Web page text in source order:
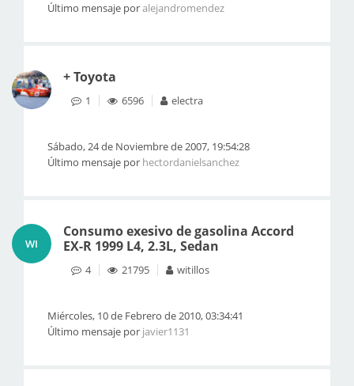
Último mensaje poralejandromendez
+ Toyota
1 6596 electra
Sábado, 24 de Noviembre de 2007, 19:54:28
Último mensaje por hectordanielsanchez
WI
Consumo exesivo de gasolina Accord
EX-R 1999 L4, 2.3L, Sedan
4 21795 witillos
Miércoles, 10 de Febrero de 2010, 03:34:41
Último mensaje por javier1131